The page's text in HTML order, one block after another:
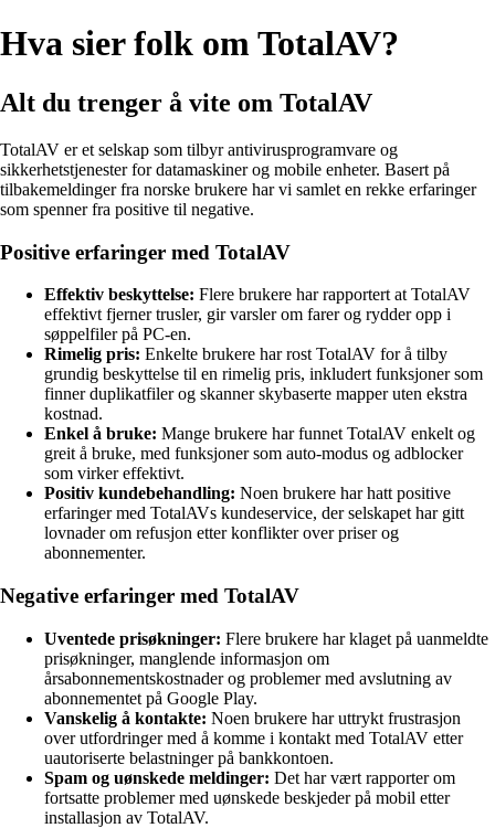
Hva sier folk om TotalAV?
Alt du trenger å vite om TotalAV
TotalAV er et selskap som tilbyr antivirusprogramvare og
sikkerhetstjenester for datamaskiner og mobile enheter. Basert på
tilbakemeldinger fra norske brukere har vi samlet en rekke erfaringer
som spenner fra positive til negative.
Positive erfaringer med TotalAV
Effektiv beskyttelse: Flere brukere har rapportert at TotalAV
effektivt fjerner trusler, gir varsler om farer og rydder opp i
søppelfiler på PC-en.
Rimelig pris: Enkelte brukere har rost TotalAV for å tilby
grundig beskyttelse til en rimelig pris, inkludert funksjoner som
finner duplikatfiler og skanner skybaserte mapper uten ekstra
kostnad.
Enkel å bruke: Mange brukere har funnet TotalAV enkelt og
greit å bruke, med funksjoner som auto-modus og adblocker
som virker effektivt.
Positiv kundebehandling: Noen brukere har hatt positive
erfaringer med TotalAVs kundeservice, der selskapet har gitt
lovnader om refusjon etter konflikter over priser og
abonnementer.
Negative erfaringer med TotalAV
Uventede prisøkninger: Flere brukere har klaget på uanmeldte
prisøkninger, manglende informasjon om
årsabonnementskostnader og problemer med avslutning av
abonnementet på Google Play.
Vanskelig å kontakte: Noen brukere har uttrykt frustrasjon
over utfordringer med å komme i kontakt med TotalAV etter
uautoriserte belastninger på bankkontoen.
Spam og uønskede meldinger: Det har vært rapporter om
fortsatte problemer med uønskede beskjeder på mobil etter
installasjon av TotalAV.